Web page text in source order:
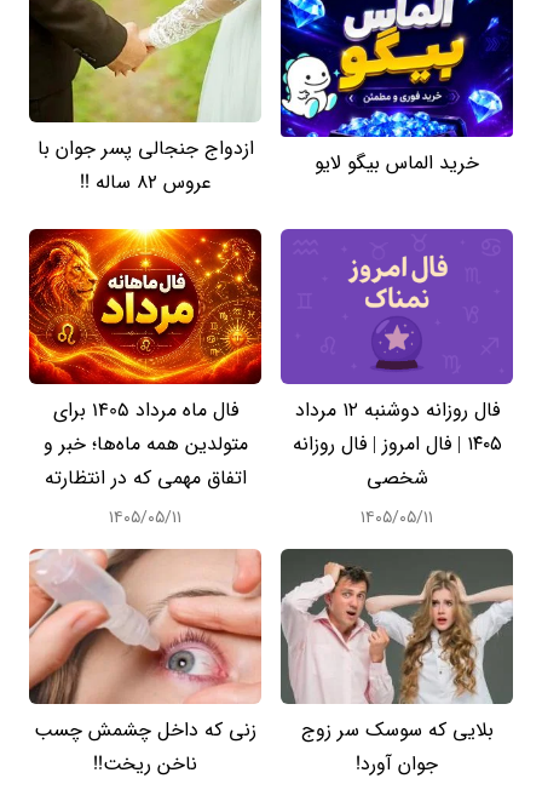
خرید الماس بیگو لایو
ازدواج جنجالی پسر جوان با
عروس 82 ساله !!
فال روزانه دوشنبه ۱۲ مرداد
۱۴۰۵ | فال امروز | فال روزانه
شخصی
۱۴۰۵/۰۵/۱۱
فال ماه مرداد 1405 برای
متولدین همه ماه‌ها؛ خبر و
اتفاق مهمی که در انتظارته
۱۴۰۵/۰۵/۱۱
بلایی که سوسک سر زوج
جوان آورد!
زنی که داخل چشمش چسب
ناخن ریخت!!